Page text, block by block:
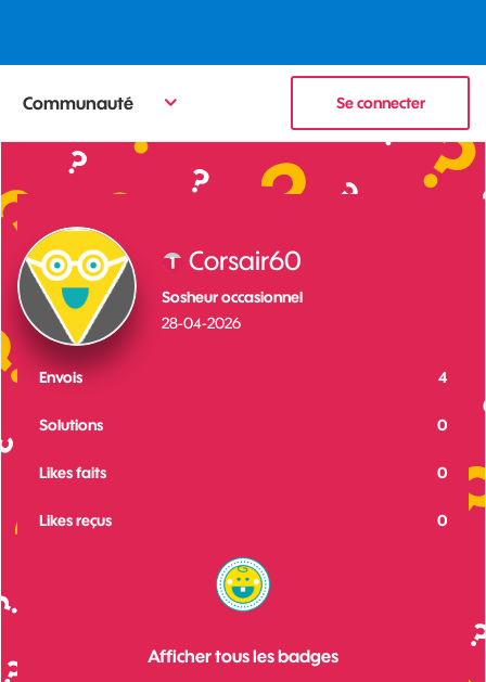
Communauté Se connecter
Corsair60
Sosheur occasionnel
‎28-04-2026
4
Envois
0
Solutions
0
Likes faits
0
Likes reçus
Afficher tous les badges